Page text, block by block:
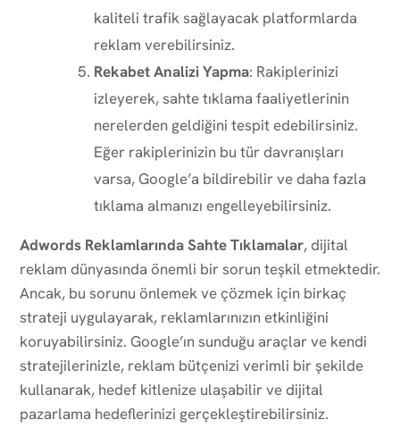
kaliteli trafik sağlayacak platformlarda
reklam verebilirsiniz.
Rekabet Analizi Yapma: Rakiplerinizi
izleyerek, sahte tıklama faaliyetlerinin
nerelerden geldiğini tespit edebilirsiniz.
Eğer rakiplerinizin bu tür davranışları
varsa, Google’a bildirebilir ve daha fazla
tıklama almanızı engelleyebilirsiniz.
Adwords Reklamlarında Sahte Tıklamalar, dijital
reklam dünyasında önemli bir sorun teşkil etmektedir.
Ancak, bu sorunu önlemek ve çözmek için birkaç
strateji uygulayarak, reklamlarınızın etkinliğini
koruyabilirsiniz. Google’ın sunduğu araçlar ve kendi
stratejilerinizle, reklam bütçenizi verimli bir şekilde
kullanarak, hedef kitlenize ulaşabilir ve dijital
pazarlama hedeflerinizi gerçekleştirebilirsiniz.